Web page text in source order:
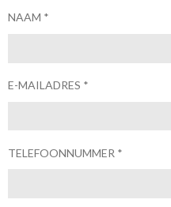
NAAM *
E-MAILADRES *
TELEFOONNUMMER *